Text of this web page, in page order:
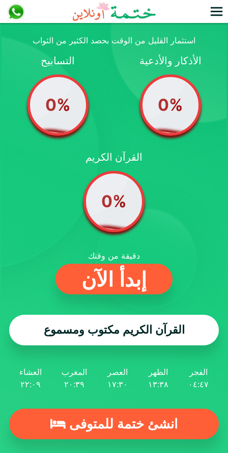
استثمار القليل من الوقت بحصد الكثير من الثواب
الأذكار والأدعية
0%
التسابيح
0%
القرآن الكريم
0%
دقيقة من وقتك
إبدأ الآن
القرآن الكريم مكتوب ومسموع
الفجر
٠٤:٤٧
الظهر
١٣:٣٨
العصر
١٧:٣٠
المغرب
٢٠:٣٩
العشاء
٢٢:٠٩
انشئ ختمة للمتوفى